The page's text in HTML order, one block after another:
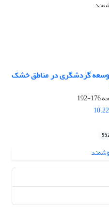
گردشگری در مناطق خشک
176-192